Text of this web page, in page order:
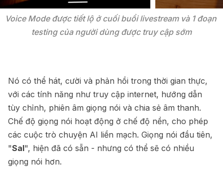
Voice Mode được tiết lộ ở cuối buổi livestream và 1 đoạn
testing của người dùng được truy cập sớm
Nó có thể hát, cười và phản hồi trong thời gian thực,
với các tính năng như truy cập internet, hướng dẫn
tùy chỉnh, phiên âm giọng nói và chia sẻ âm thanh.
Chế độ giọng nói hoạt động ở chế độ nền, cho phép
các cuộc trò chuyện AI liền mạch. Giọng nói đầu tiên,
"Sal", hiện đã có sẵn - nhưng có thể sẽ có nhiều
giọng nói hơn.